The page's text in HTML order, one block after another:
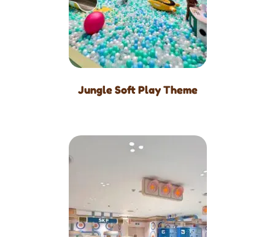
Jungle Soft Play Theme